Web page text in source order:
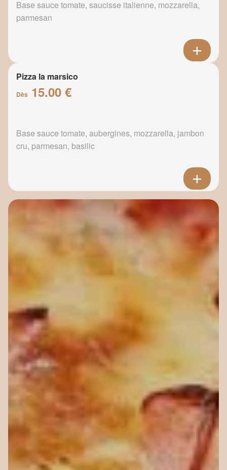
Base sauce tomate, saucisse italienne, mozzarella,
parmesan
Pizza la marsico
Dès 15.00 €
Base sauce tomate, aubergines, mozzarella, jambon
cru, parmesan, basilic